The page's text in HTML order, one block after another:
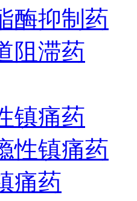
酶抑制药
阻滞药
镇痛药
性镇痛药
痛药